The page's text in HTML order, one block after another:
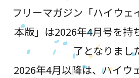
フリーマガジン「ハイウェ
本版」は2026年4月号を持
了となりまし
2026年4月以降は、ハイウ